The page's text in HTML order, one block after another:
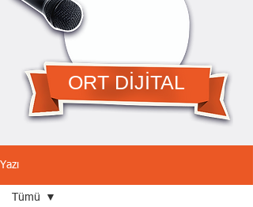
ORT DİJİTAL
Yazı
Tümü